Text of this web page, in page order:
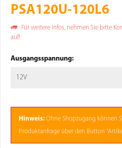
PSA120U-120L6
Für weitere Infos, nehmen Sie bitte
auf!
Ausgangsspannung:
Hinweis: Ohne Shopzugang können
Produktanfrage über den Button